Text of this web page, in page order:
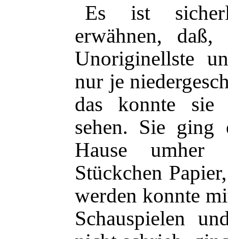
Es ist
erwähnen,
Unoriginellste
nur je
das konnte sie
sehen. Sie
Hause umher
Stückchen
werden konnte
Schauspielen